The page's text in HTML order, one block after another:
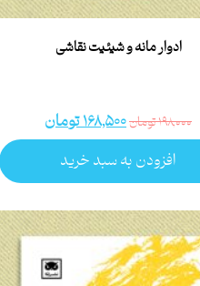
ادوار مانه و شیئیت نقاشی
۱۹۸,۰۰۰تومان۱۶۸,۵۰۰تومان
افزودن به سبد خرید